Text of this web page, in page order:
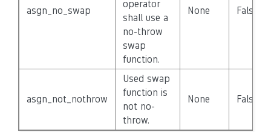
asgn_no_swap
operator
shall use a
no-throw
swap
function.
None False
asgn_not_nothrow
Used swap
function is
not no-
throw.
None False